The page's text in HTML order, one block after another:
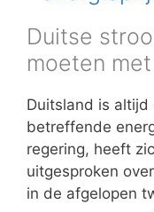
Duitse
moeten
Duitsland is
betreffende
regering, heeft
uitgesproken
in de afgelopen